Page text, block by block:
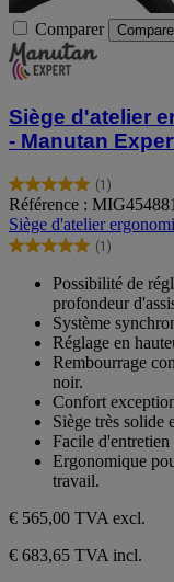
Comparer
Siège d'atelier
- Manutan
(1)
5.0
sur
5
étoiles.
avis
Référence :
Siège d'atelier
(1)
5.0
étoiles.
Possibilité de
profondeur
Système
Réglage en
Rembourrage
noir.
Confort
Siège très solide
Facile d'entretien
Ergonomique
travail.
€ 565,00 TVA excl.
€ 683,65 TVA incl.